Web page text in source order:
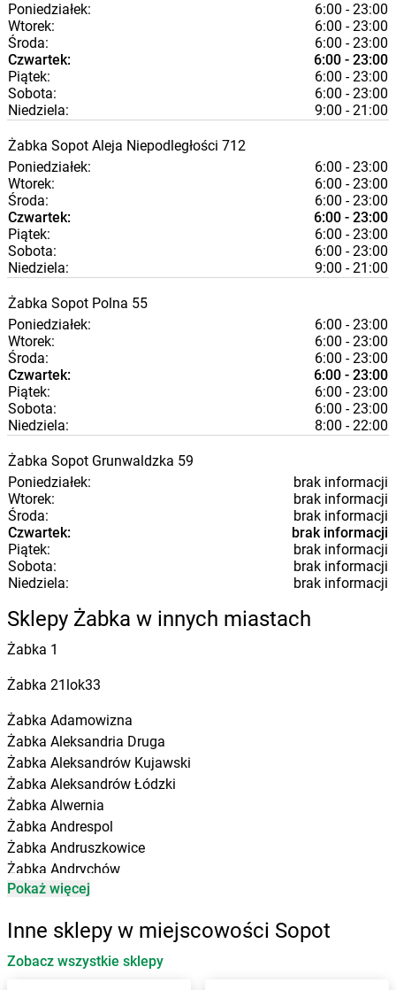
Poniedziałek:
6:00 - 23:00
Wtorek:
6:00 - 23:00
Środa:
6:00 - 23:00
Czwartek:
6:00 - 23:00
Piątek:
6:00 - 23:00
Sobota:
6:00 - 23:00
Niedziela:
9:00 - 21:00
Żabka Sopot Aleja Niepodległości 712
Poniedziałek:
6:00 - 23:00
Wtorek:
6:00 - 23:00
Środa:
6:00 - 23:00
Czwartek:
6:00 - 23:00
Piątek:
6:00 - 23:00
Sobota:
6:00 - 23:00
Niedziela:
9:00 - 21:00
Żabka Sopot Polna 55
Poniedziałek:
6:00 - 23:00
Wtorek:
6:00 - 23:00
Środa:
6:00 - 23:00
Czwartek:
6:00 - 23:00
Piątek:
6:00 - 23:00
Sobota:
6:00 - 23:00
Niedziela:
8:00 - 22:00
Żabka Sopot Grunwaldzka 59
Poniedziałek:
brak informacji
Wtorek:
brak informacji
Środa:
brak informacji
Czwartek:
brak informacji
Piątek:
brak informacji
Sobota:
brak informacji
Niedziela:
brak informacji
Sklepy Żabka w innych miastach
Żabka 1
Żabka 21lok33
Żabka Adamowizna
Żabka Aleksandria Druga
Żabka Aleksandrów Kujawski
Żabka Aleksandrów Łódzki
Żabka Alwernia
Żabka Andrespol
Żabka Andruszkowice
Żabka Andrychów
Żabka Antonie
Żabka Automat
Żabka Babica
Pokaż więcej
Inne sklepy w miejscowości Sopot
Zobacz wszystkie sklepy